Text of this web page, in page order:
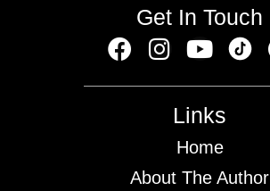
Links
Home
About The Author
Get In Touch